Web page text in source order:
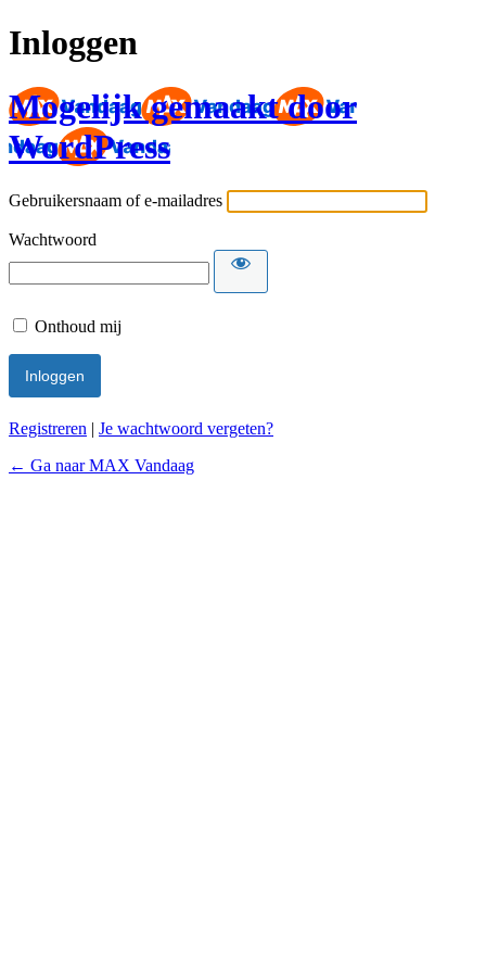
Inloggen
Mogelijk gemaakt door
WordPress
Gebruikersnaam of e-mailadres
Wachtwoord
Onthoud mij
Registreren | Je wachtwoord vergeten?
← Ga naar MAX Vandaag